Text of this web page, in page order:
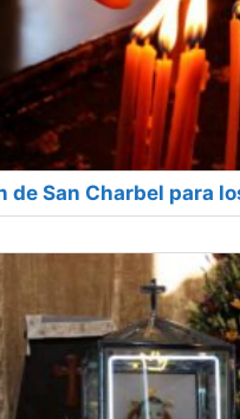
de San Charbel para